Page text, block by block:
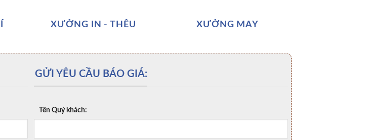
XƯỞNG IN - THÊU XƯỞNG MAY
GỬI YÊU CẦU BÁO GIÁ:
Tên Quý khách: